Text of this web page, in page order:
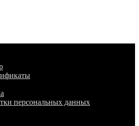
персональных данных